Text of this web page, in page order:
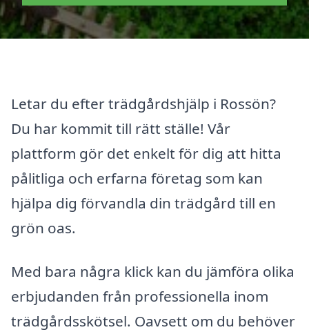
Letar du efter trädgårdshjälp i Rossön?
Du har kommit till rätt ställe! Vår
plattform gör det enkelt för dig att hitta
pålitliga och erfarna företag som kan
hjälpa dig förvandla din trädgård till en
grön oas.
Med bara några klick kan du jämföra olika
erbjudanden från professionella inom
trädgårdsskötsel. Oavsett om du behöver